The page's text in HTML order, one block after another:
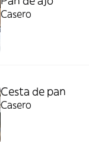
Casero
Cesta de pan
Casero